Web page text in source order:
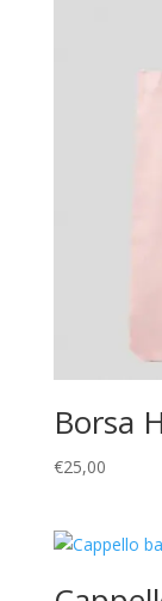
Borsa
€25,00